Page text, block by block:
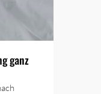
ganz